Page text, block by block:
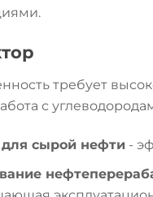
требует
с
для сырой нефти -